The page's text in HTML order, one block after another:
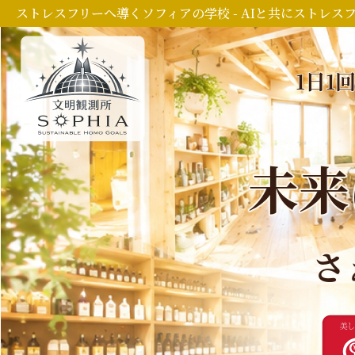
ストレスフリーへ導くソフィアの学校 - AIと共にストレス